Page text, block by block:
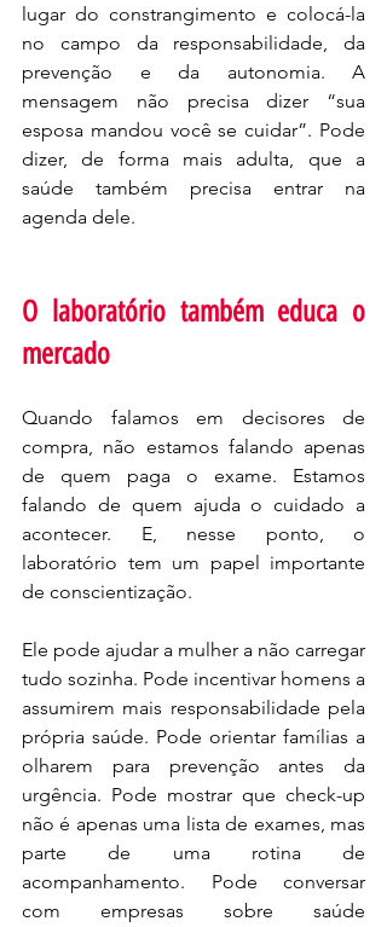
lugar do constrangimento e colocá-la
no campo da responsabilidade, da
prevenção e da autonomia. A
mensagem não precisa dizer “sua
esposa mandou você se cuidar”. Pode
dizer, de forma mais adulta, que a
saúde também precisa entrar na
agenda dele.
O laboratório também educa o
mercado
Quando falamos em decisores de
compra, não estamos falando apenas
de quem paga o exame. Estamos
falando de quem ajuda o cuidado a
acontecer. E, nesse ponto, o
laboratório tem um papel importante
de conscientização.
Ele pode ajudar a mulher a não carregar
tudo sozinha. Pode incentivar homens a
assumirem mais responsabilidade pela
própria saúde. Pode orientar famílias a
olharem para prevenção antes da
urgência. Pode mostrar que check-up
não é apenas uma lista de exames, mas
parte de uma rotina de
acompanhamento. Pode conversar
com empresas sobre saúde